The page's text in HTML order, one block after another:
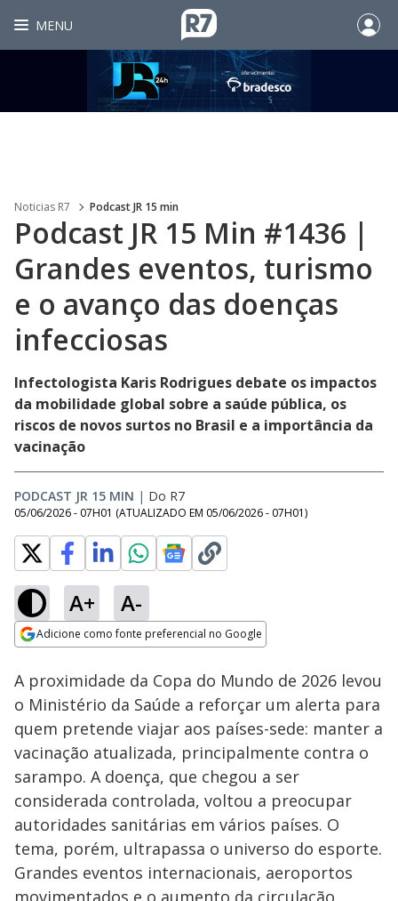
MENU
Noticias R7 Podcast JR 15 min
Podcast JR 15 Min #1436 |
Grandes eventos, turismo
e o avanço das doenças
infecciosas
Infectologista Karis Rodrigues debate os impactos
da mobilidade global sobre a saúde pública, os
riscos de novos surtos no Brasil e a importância da
vacinação
PODCAST JR 15 MIN | Do R7
05/06/2026 - 07H01 (ATUALIZADO EM 05/06/2026 - 07H01)
A+ A-
Adicione como fonte preferencial no Google
Ativar
Loaded:
5.80%
A proximidade da Copa do Mundo de 2026 levou
o Ministério da Saúde a reforçar um alerta para
quem pretende viajar aos países-sede: manter a
vacinação atualizada, principalmente contra o
sarampo. A doença, que chegou a ser
considerada controlada, voltou a preocupar
autoridades sanitárias em vários países. O
tema, porém, ultrapassa o universo do esporte.
Grandes eventos internacionais, aeroportos
movimentados e o aumento da circulação